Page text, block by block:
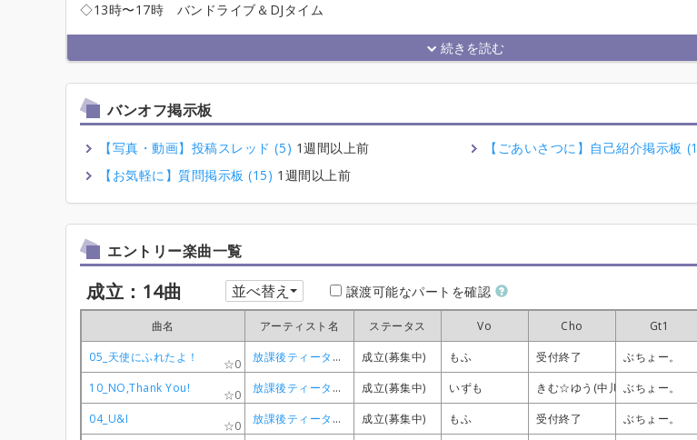
◇13時〜17時 バンドライブ＆DJタイム
バンオフ掲示板
【写真・動画】投稿スレッド (5) 1週間以上前 【ごあいさつに】自己紹介掲示板
【お気軽に】質問掲示板 (15) 1週間以上前
エントリー楽曲一覧
成立：14曲 並べ替え 譲渡可能なパートを確認
曲名 アーティスト名 ステータス Vo Cho Gt1
05_天使にふれたよ！
0 放課後ティータイム 成立(募集中) もふ 受付終了 ぶちょー。
10_NO,Thank You!
0 放課後ティータイム 成立(募集中) いずも きむ☆ゆう(中川侑)ぶちょー。
04_U&I
0 放課後ティータイム 成立(募集中) もふ 受付終了 ぶちょー。
曲名 アーティスト名 ステータス Vo Cho Gt1
05_天使にふれたよ！
0 放課後ティータイム 成立(募集中) もふ 受付終了 ぶちょー。
10_NO,Thank You!
0 放課後ティータイム 成立(募集中) いずも きむ☆ゆう(中川侑)ぶちょー。
04_U&I
0 放課後ティータイム 成立(募集中) もふ 受付終了 ぶちょー。
曲名 アーティスト名 ステータス Vo Cho Gt1
05_天使にふれたよ！
0 放課後ティータイム 成立(募集中) もふ 受付終了 ぶちょー。
10_NO,Thank You!
0 放課後ティータイム 成立(募集中) いずも きむ☆ゆう(中川侑)ぶちょー。
04_U&I
0 放課後ティータイム 成立(募集中) もふ 受付終了 ぶちょー。
曲名 アーティスト名 ステータス Vo Cho Gt1
05_天使にふれたよ！
0 放課後ティータイム 成立(募集中) もふ 受付終了 ぶちょー。
10_NO,Thank You!
0 放課後ティータイム 成立(募集中) いずも きむ☆ゆう(中川侑)ぶちょー。
04_U&I
0 放課後ティータイム 成立(募集中) もふ 受付終了 ぶちょー。